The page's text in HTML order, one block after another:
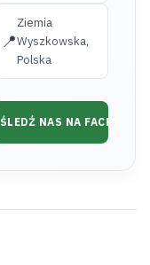
📍
Ziemia
Wyszkowska,
Polska
ŚLEDŹ NAS NA